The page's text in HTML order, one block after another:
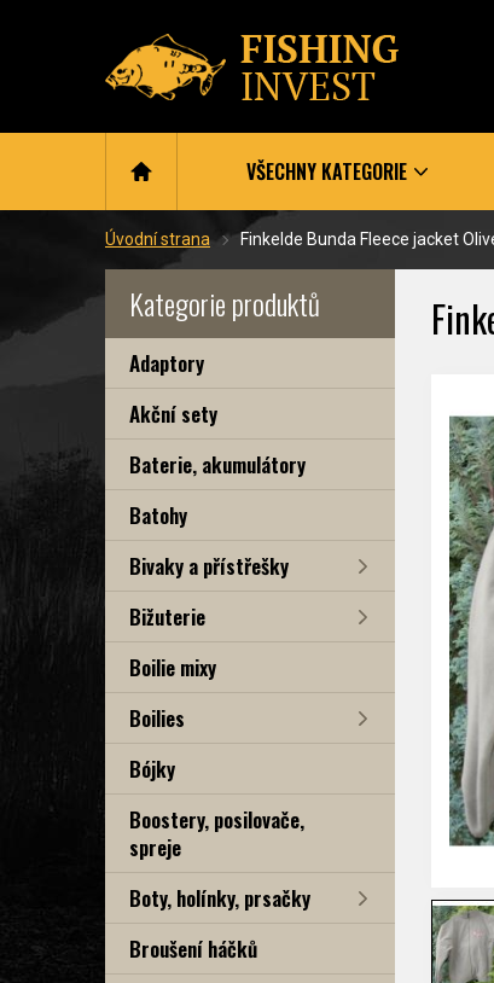
VŠECHNY KATEGORIE
Úvodní strana Finkelde Bunda Fleece jacket
Kategorie produktů
Adaptory
Akční sety
Baterie, akumulátory
Batohy
Bivaky a přístřešky
Bižuterie
Boilie mixy
Boilies
Bójky
Boostery, posilovače,
spreje
Boty, holínky, prsačky
Broušení háčků